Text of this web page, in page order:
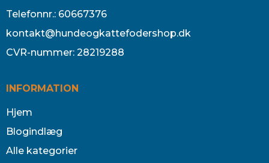
Telefonnr.: 60667376
kontakt@hundeogkattefodershop.dk
CVR-nummer: 28219288
INFORMATION
Hjem
Blogindlæg
Alle kategorier